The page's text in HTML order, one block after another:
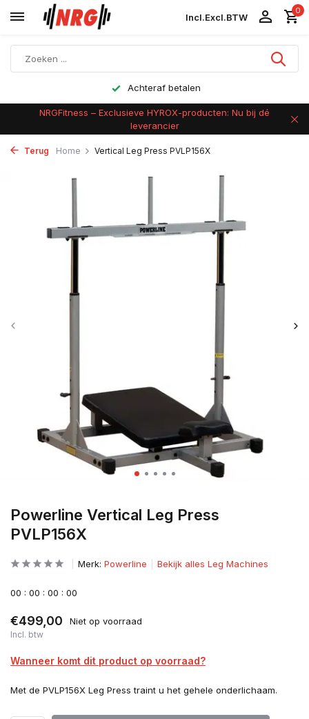
Incl.Excl.BTW
0
Achteraf betalen
NRGFitness – Exclusieve HYROX-producten: Nu bij dé
leverancier
Terug Home Vertical Leg Press PVLP156X
Powerline Vertical Leg Press
PVLP156X
Merk: Powerline Bekijk alles Leg Machines
00 : 00 : 00 : 00
€499,00 Niet op voorraad
Incl. btw
Wanneer komt dit product op voorraad?
Met de PVLP156X Leg Press traint u het gehele onderlichaam.